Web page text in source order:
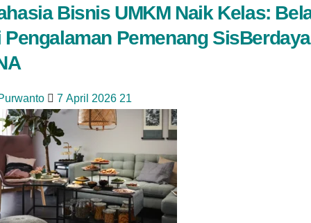
Bisnis UMKM Naik Kelas:
Pengalaman Pemenang SisBerdaya
7 April 2026 21